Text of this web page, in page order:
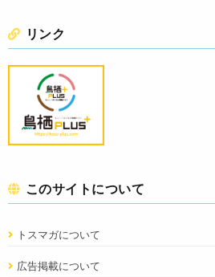
リンク
このサイトについて
トスマガについて
広告掲載について